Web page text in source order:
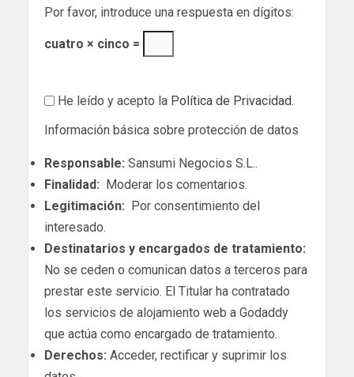
Por favor, introduce una respuesta en dígitos:
cuatro × cinco =
He leído y acepto la Política de Privacidad.
Información básica sobre protección de datos
Responsable: Sansumi Negocios S.L..
Finalidad: Moderar los comentarios.
Legitimación: Por consentimiento del
interesado.
Destinatarios y encargados de tratamiento:
No se ceden o comunican datos a terceros para
prestar este servicio. El Titular ha contratado
los servicios de alojamiento web a Godaddy
que actúa como encargado de tratamiento.
Derechos: Acceder, rectificar y suprimir los